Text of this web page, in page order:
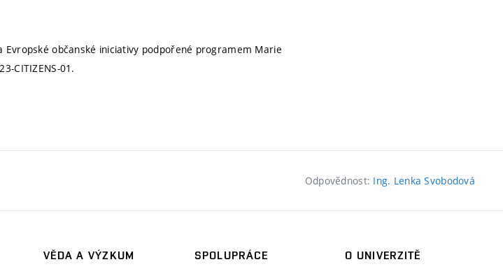
Evropské občanské iniciativy podpořené programem Marie
CITIZENS-01.
Odpovědnost: Ing. Lenka Svobodová
VĚDA A VÝZKUM
SPOLUPRÁCE
O UNIVERZITĚ